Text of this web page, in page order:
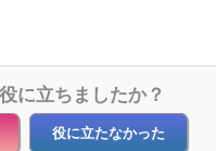
に立ちましたか？
役に立たなかった